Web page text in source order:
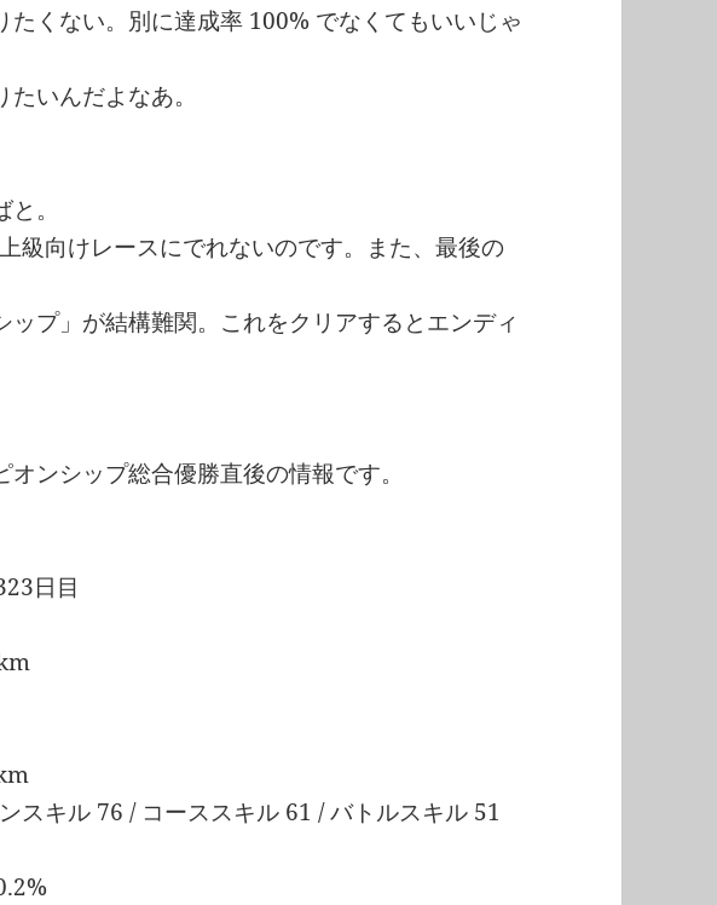
たくない。別に達成率 100% でなくてもいいじゃ
いんだよなあ。
。
級向けレースにでれないのです。また、最後の
ップ」が結構難関。これをクリアするとエンディ
ンシップ総合優勝直後の情報です。
日目
スキル 76 / コーススキル 61 / バトルスキル 51